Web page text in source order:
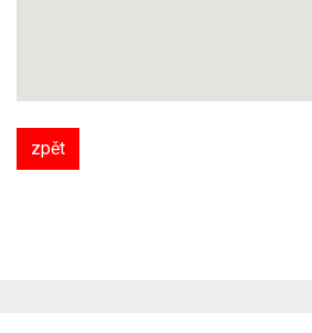
zpět